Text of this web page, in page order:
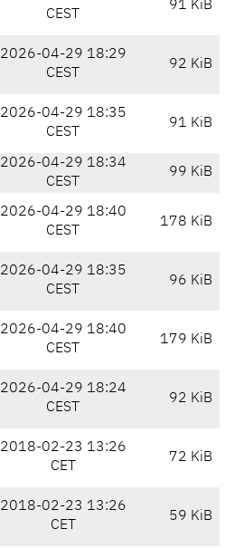
CEST
91 KiB
2026-04-29 18:29
CEST
92 KiB
2026-04-29 18:35
CEST
91 KiB
2026-04-29 18:34
CEST
99 KiB
2026-04-29 18:40
CEST
178 KiB
2026-04-29 18:35
CEST
96 KiB
2026-04-29 18:40
CEST
179 KiB
2026-04-29 18:24
CEST
92 KiB
2018-02-23 13:26
CET
72 KiB
2018-02-23 13:26
CET
59 KiB